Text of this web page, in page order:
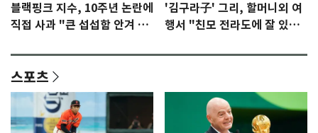
블랙핑크 지수, 10주년 논란에
직접 사과 "큰 섭섭함 안겨 미
'김구라子' 그리, 할머니외 여
행서 "친모 전라도에 잘 있
스포츠